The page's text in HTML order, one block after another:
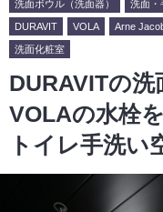
洗面ボウル（洗面器） 洗面・
DURAVIT VOLA Arne
洗面化粧室
DURAVITの洗
VOLAの水栓
トイレ手洗